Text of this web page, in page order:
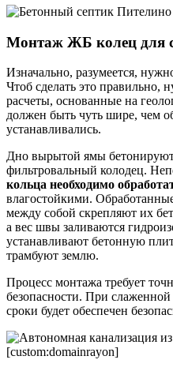
Монтаж ЖБ колец для
Изначально, разумеется,
Чтоб сделать это правильно,
расчеты, основанные на
должен быть чуть шире, чем
устанавливались.
Дно вырытой ямы
фильтровальный колодец.
кольца необходимо
влагостойкими.
между собой скрепляют их
а вес швы заливаются
устанавливают бетонную
трамбуют землю.
Процесс монтажа требует
безопасности. При
сроки будет обеспечен